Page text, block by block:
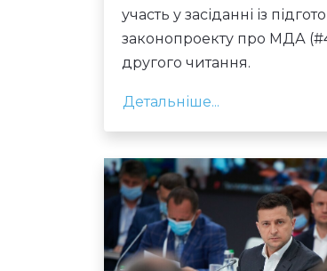
участь у засіданні із
законопроекту про МДА
другого читання.
Детальніше...